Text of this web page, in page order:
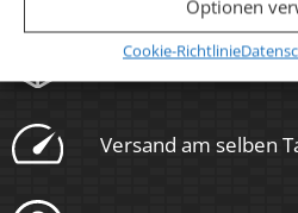
Optionen
Cookie-Richtlinie
kostenloser
Versand am selben